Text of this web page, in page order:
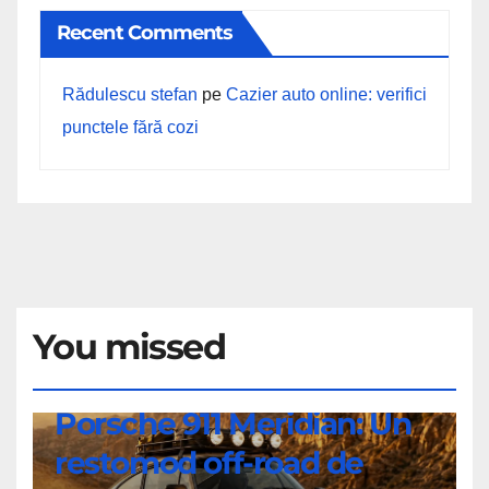
Recent Comments
Rădulescu stefan pe Cazier auto online: verifici
punctele fără cozi
You missed
Porsche
911
ȘTIRI
Porsche 911 Meridian: Un
restomod off-road de